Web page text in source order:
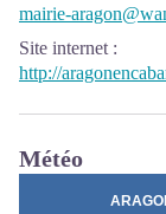
mairie-
Site internet :
http://
Météo